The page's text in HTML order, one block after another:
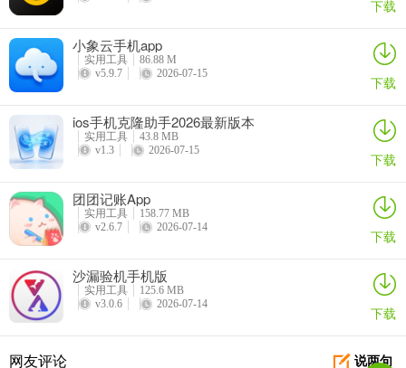
下载
小象云手机app
实用工具
86.88 M
v5.9.7
2026-07-15 下载
ios手机克隆助手2026最新版本
实用工具
43.8 MB
v1.3
2026-07-15 下载
团团记账App
实用工具
158.77 MB
v2.6.7
2026-07-14 下载
沙漏验机手机版
实用工具
125.6 MB
v3.0.6
2026-07-14 下载
说两句
网友评论